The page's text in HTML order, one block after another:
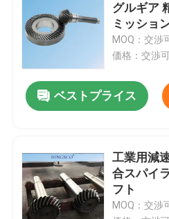
グルギア
ミッショ
MOQ：交渉
価格：交渉
ベストプライス
工業用減
合スパイ
フト
MOQ：交渉